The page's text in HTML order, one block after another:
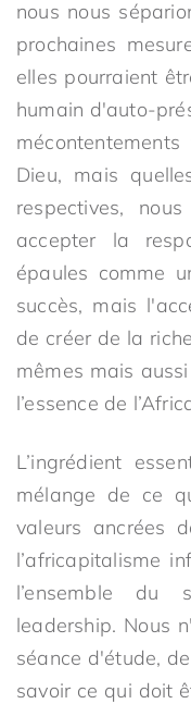
nous nous
prochaines
elles pourraient
humain d'auto-
Dieu, mais
respectives,
accepter la
épaules comme
succès, mais
de créer de la
mêmes mais
l’essence de
L’ingrédient
mélange de ce
valeurs ancrées
l’africapitalisme
l’ensemble du
leadership. Nous
séance d'étude,
savoir ce qui doit